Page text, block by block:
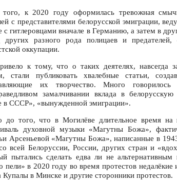
того, к 2020 году оформилась тревожная
с представителями белорусской эмиграции,
с гитлеровцами вначале в Германию, а затем в
разного рода полицаев и
оккупации.
к тому, что о таких деятелях, навсегда
стали публиковать хвалебные статьи,
их творчество. Много
замалчивании вклада в
в СССР», «вынужденной эмиграции».
до того, что в Могилёве длительное время на
духовной музыки «Магутны Божа»,
Арсеньевой «Магутны Божа», написанные в
всей Белоруссии, России, других стран и
пытались сделать едва ли не
пели» в 2020 году во время протестов
Купалы в Минске и другие сторонники протестов.